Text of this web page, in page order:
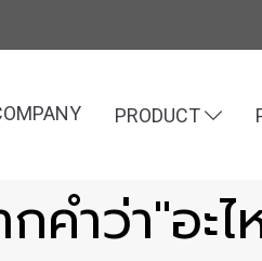
PRODUCT
คำว่า"อะ